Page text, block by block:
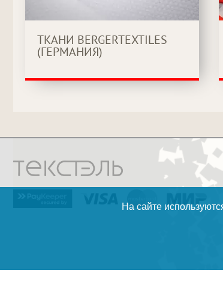
ТКАНИ BERGERTEXTILES
(ГЕРМАНИЯ)
На сайте